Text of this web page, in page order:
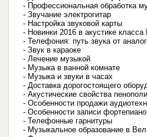
- Профессиональная обработка
- Звучание электрогитар
- Настройка звуковой карты
- Новинки 2016 в акустике класса
- Телефония: путь звука от
- Звук в караоке
- Лечение музыкой
- Музыка в ванной комнате
- Музыка и звуки в часах
- Доставка дорогостоящего
- Акустические свойства
- Особенности продажи
- Особенности записи фортепиано
- Телефонные гарнитуры
- Музыкальное образование в